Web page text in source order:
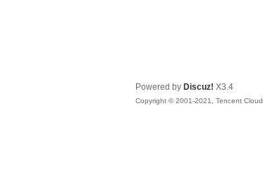
Powered by Discuz! X3.4
Copyright © 2001-2021, Tencent Cloud.